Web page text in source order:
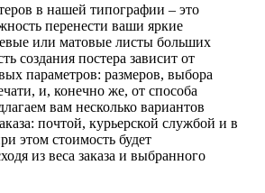
в нашей типографии – это
перенести ваши яркие
или матовые листы больших
создания постера зависит от
параметров: размеров, выбора
и, конечно же, от способа
вам несколько вариантов
почтой, курьерской службой и в
этом стоимость будет
из веса заказа и выбранного